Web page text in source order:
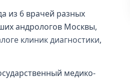
из 6 врачей разных
андрологов Москвы,
клиник диагностики,
медико-